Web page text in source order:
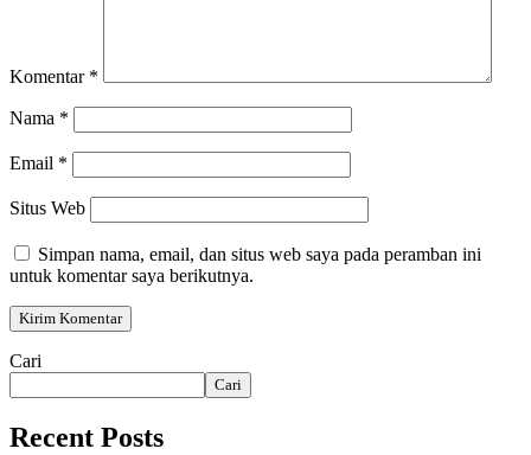
Komentar *
Nama *
Email *
Situs Web
Simpan nama, email, dan situs web saya pada peramban ini
untuk komentar saya berikutnya.
Cari
Cari
Recent Posts